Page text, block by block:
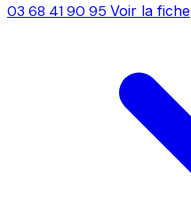
03 68 41 90 95 Voir la fiche